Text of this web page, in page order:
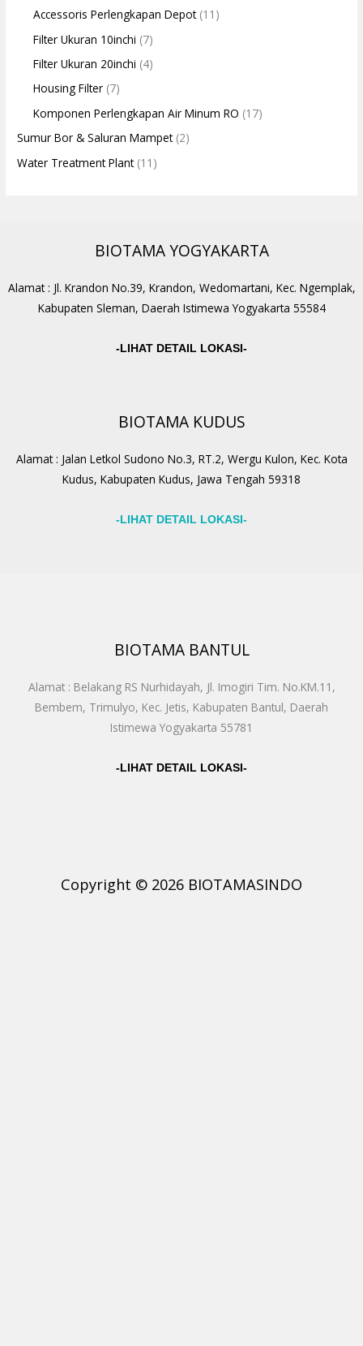
Accessoris Perlengkapan Depot(11)
Filter Ukuran 10inchi (7)
Filter Ukuran 20inchi (4)
Housing Filter (7)
Komponen Perlengkapan Air Minum RO (17)
Sumur Bor & Saluran Mampet(2)
Water Treatment Plant(11)
BIOTAMA YOGYAKARTA
Alamat : Jl. Krandon No.39, Krandon, Wedomartani, Kec. Ngemplak,
Kabupaten Sleman, Daerah Istimewa Yogyakarta 55584
-LIHAT DETAIL LOKASI-
BIOTAMA KUDUS
Alamat : Jalan Letkol Sudono No.3, RT.2, Wergu Kulon, Kec. Kota
Kudus, Kabupaten Kudus, Jawa Tengah 59318
-LIHAT DETAIL LOKASI-
BIOTAMA BANTUL
Alamat : Belakang RS Nurhidayah, Jl. Imogiri Tim. No.KM.11,
Bembem, Trimulyo, Kec. Jetis, Kabupaten Bantul, Daerah
Istimewa Yogyakarta 55781
-LIHAT DETAIL LOKASI-
Copyright © 2026 BIOTAMASINDO